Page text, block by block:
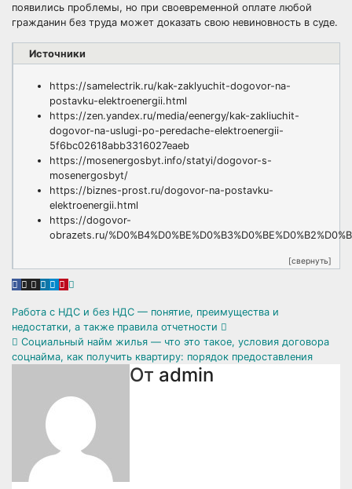
появились проблемы, но при своевременной оплате любой
гражданин без труда может доказать свою невиновность в суде.
Источники
https://samelectrik.ru/kak-zaklyuchit-dogovor-na-
postavku-elektroenergii.html
https://zen.yandex.ru/media/eenergy/kak-zakliuchit-
dogovor-na-uslugi-po-peredache-elektroenergii-
5f6bc02618abb3316027eaeb
https://mosenergosbyt.info/statyi/dogovor-s-
mosenergosbyt/
https://biznes-prost.ru/dogovor-na-postavku-
elektroenergii.html
https://dogovor-
obrazets.ru/
[свернуть]
Навигация
по
Работа с НДС и без НДС — понятие, преимущества и
недостатки, а также правила отчетности
Социальный найм жилья — что это такое, условия договора
соцнайма, как получить квартиру: порядок предоставления
От admin